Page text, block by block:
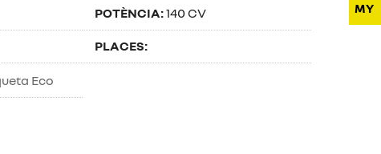
POTÈNCIA:140 CV
PLACES: